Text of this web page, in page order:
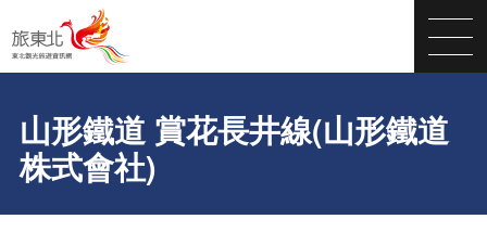
山形鐵道 賞花長井線(山形鐵道
株式會社)